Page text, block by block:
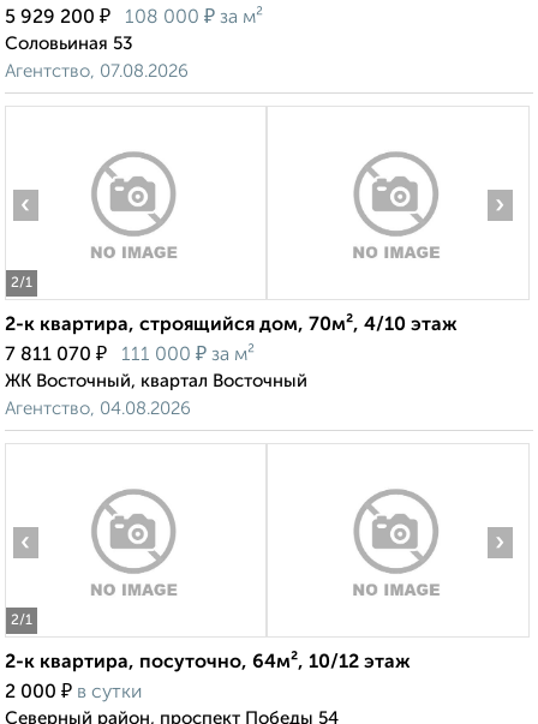
5 929 200 ₽ 108 000 ₽ за м²
Соловьиная 53
Агентство, 07.08.2026
2/1
‹ ›
2-к квартира, строящийся дом, 70м², 4/10 этаж
7 811 070 ₽ 111 000 ₽ за м²
ЖК Восточный, квартал Восточный
Агентство, 04.08.2026
2/1
‹ ›
2-к квартира, посуточно, 64м², 10/12 этаж
2 000 ₽ в сутки
Северный район, проспект Победы 54